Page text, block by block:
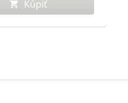
Kúpiť